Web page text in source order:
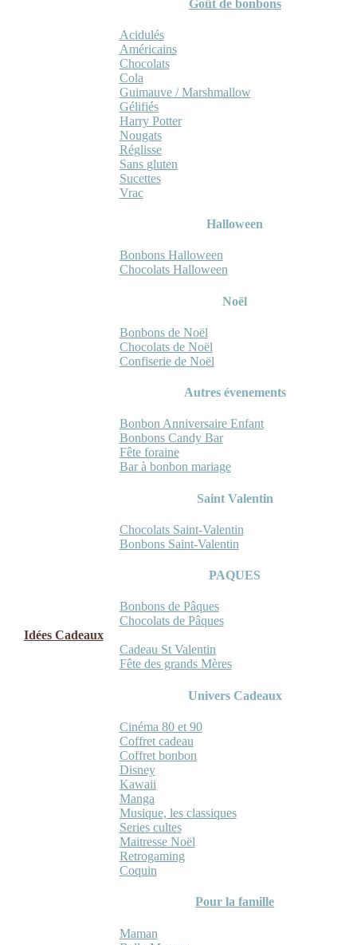
Goût de bonbons
Acidulés
Américains
Chocolats
Cola
Guimauve / Marshmallow
Gélifiés
Harry Potter
Nougats
Réglisse
Sans gluten
Sucettes
Vrac
Halloween
Bonbons Halloween
Chocolats Halloween
Noël
Bonbons de Noël
Chocolats de Noël
Confiserie de Noël
Autres évenements
Bonbon Anniversaire Enfant
Bonbons Candy Bar
Fête foraine
Bar à bonbon mariage
Saint Valentin
Chocolats Saint-Valentin
Bonbons Saint-Valentin
PAQUES
Bonbons de Pâques
Chocolats de Pâques
Idées Cadeaux
Cadeau St Valentin
Fête des grands Mères
Univers Cadeaux
Cinéma 80 et 90
Coffret cadeau
Coffret bonbon
Disney
Kawaii
Manga
Musique, les classiques
Series cultes
Maitresse Noël
Retrogaming
Coquin
Pour la famille
Maman